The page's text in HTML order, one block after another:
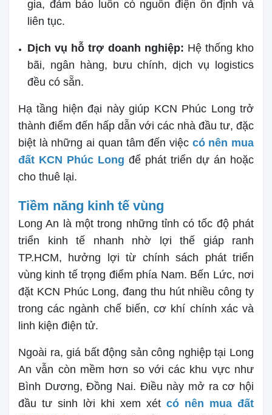
gia, đảm bảo luôn có nguồn điện ổn định và
liên tục.
Dịch vụ hỗ trợ doanh nghiệp: Hệ thống kho
bãi, ngân hàng, bưu chính, dịch vụ logistics
đều có sẵn.
Hạ tầng hiện đại này giúp KCN Phúc Long trở
thành điểm đến hấp dẫn với các nhà đầu tư, đặc
biệt là những ai quan tâm đến việc có nên mua
đất KCN Phúc Long để phát triển dự án hoặc
cho thuê lại.
Tiềm năng kinh tế vùng
Long An là một trong những tỉnh có tốc độ phát
triển kinh tế nhanh nhờ lợi thế giáp ranh
TP.HCM, hưởng lợi từ chính sách phát triển
vùng kinh tế trọng điểm phía Nam. Bến Lức, nơi
đặt KCN Phúc Long, đang thu hút nhiều công ty
trong các ngành chế biến, cơ khí chính xác và
linh kiện điện tử.
Ngoài ra, giá bất động sản công nghiệp tại Long
An vẫn còn mềm hơn so với các khu vực như
Bình Dương, Đồng Nai. Điều này mở ra cơ hội
đầu tư sinh lời khi xem xét có nên mua đất